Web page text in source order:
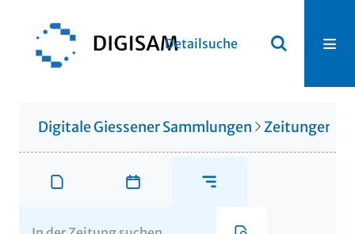
Detailsuche
Digitale Giessener Sammlungen Zeitungen